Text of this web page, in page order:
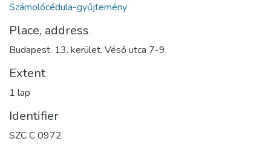
Számolócédula-gyűjtemény
Place, address
Budapest. 13. kerület. Véső utca 7-9.
Extent
1 lap
Identifier
SZC C 0972